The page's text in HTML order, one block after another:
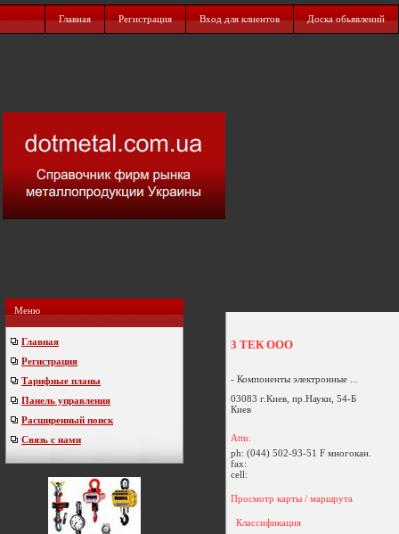
Главная Регистрация Вход для клиентов Доска обьявлений
Меню
Главная
Регистрация
Тарифные планы
Панель управления
Расширенный поиск
Связь с нами
3 ТЕК ООО
- Компоненты электронные ...
03083 г.Киев, пр.Науки, 54-Б
Киев
Attn:
ph: (044) 502-93-51 F многокан.
fax:
cell:
Просмотр карты / маршрута
Классификация